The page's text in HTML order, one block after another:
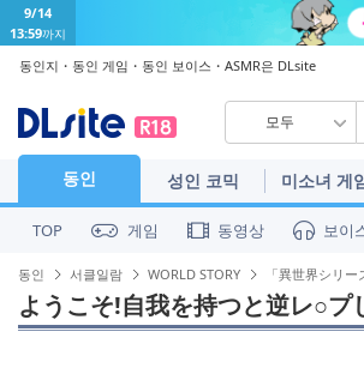
9/14
13:59까지
동인지・동인 게임・동인 보이스・ASMR은 DLsite
모두
동인 성인 코믹 미소녀 게
TOP 게임 동영상 보이
동인 서클일람 WORLD STORY 「異世界シリ
ようこそ!自我を持つと逆レ○